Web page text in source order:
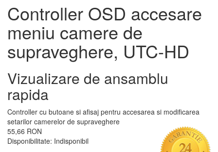
Controller OSD accesare
meniu camere de
supraveghere, UTC-HD
Vizualizare de ansamblu
rapida
Controller cu butoane si afisaj pentru accesarea si modificarea
setarilor camerelor de supraveghere
55,66 RON
Disponibilitate: Indisponibil